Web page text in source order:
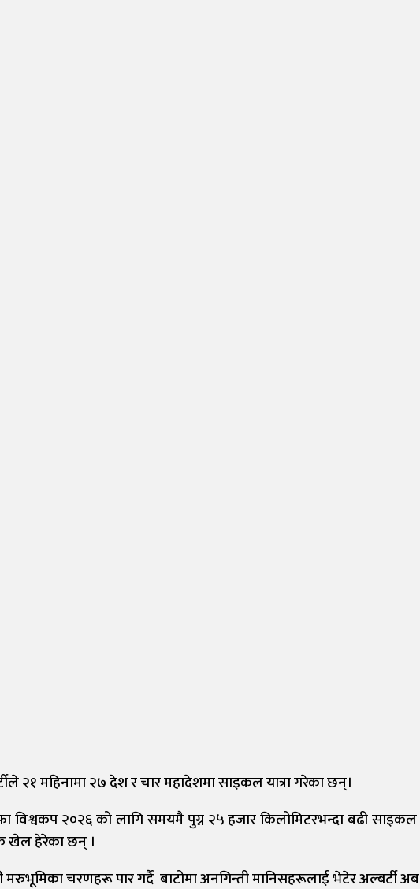
२१ महिनामा २७ देश र चार महादेशमा साइकल यात्रा गरेका छन्।
विश्वकप २०२६ को लागि समयमै पुग्न २५ हजार किलोमिटरभन्दा बढी
खेल हेरेका छन् ।
मरुभूमिका चरणहरू पार गर्दै बाटोमा अनगिन्ती मानिसहरूलाई भेटेर अल्बर्टी